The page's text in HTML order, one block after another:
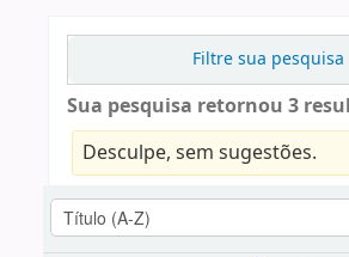
Filtre sua pesquisa
Sua pesquisa retornou 3
Desculpe, sem sugestões.